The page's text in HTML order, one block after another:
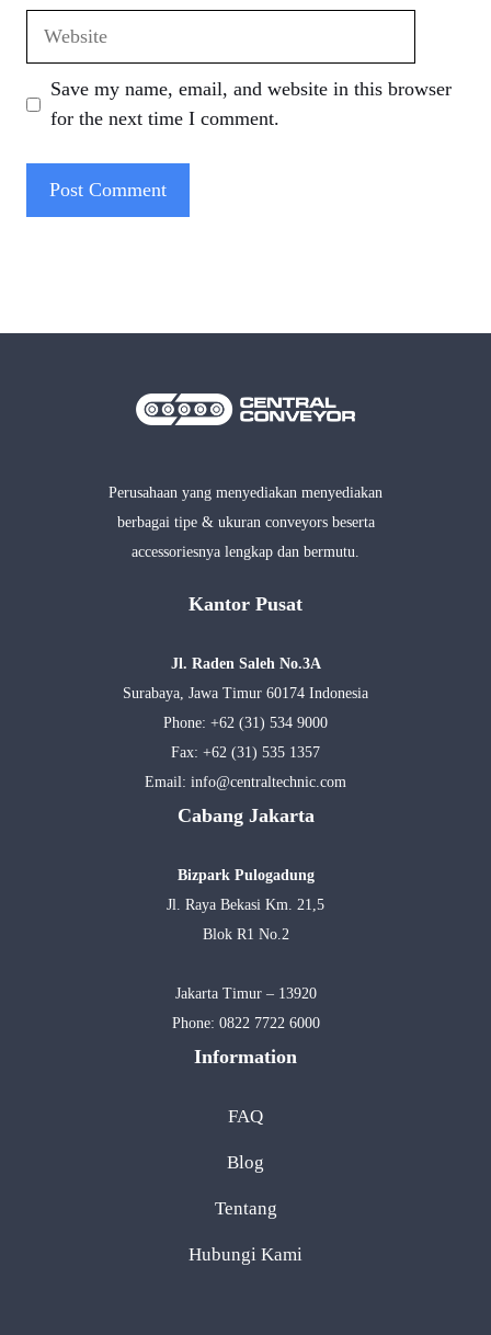
Save my name, email, and website in this browser
for the next time I comment.
Perusahaan yang menyediakan menyediakan
berbagai tipe & ukuran conveyors beserta
accessoriesnya lengkap dan bermutu.
Kantor Pusat
Jl. Raden Saleh No.3A
Surabaya, Jawa Timur 60174 Indonesia
Phone: +62 (31) 534 9000
Fax: +62 (31) 535 1357
Email: info@centraltechnic.com
Cabang Jakarta
Bizpark Pulogadung
Jl. Raya Bekasi Km. 21,5
Blok R1 No.2
Jakarta Timur – 13920
Phone: 0822 7722 6000
Information
FAQ
Blog
Tentang
Hubungi Kami